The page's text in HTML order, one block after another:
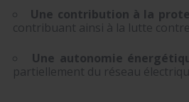
Une contribution à la
contribuant ainsi à la lutte
Une autonomie
partiellement du réseau